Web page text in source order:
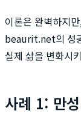
이론은 완벽하지
beaurit.net의 성
실제 삶을 변화시
사례 1: 만